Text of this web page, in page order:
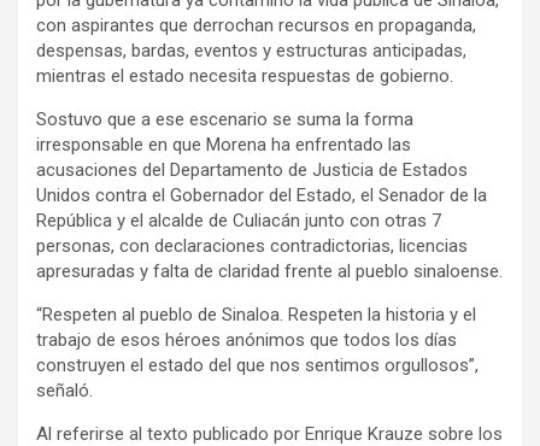
con aspirantes que derrochan recursos en propaganda,
despensas, bardas, eventos y estructuras anticipadas,
mientras el estado necesita respuestas de gobierno.
Sostuvo que a ese escenario se suma la forma
irresponsable en que Morena ha enfrentado las
acusaciones del Departamento de Justicia de Estados
Unidos contra el Gobernador del Estado, el Senador de la
República y el alcalde de Culiacán junto con otras 7
personas, con declaraciones contradictorias, licencias
apresuradas y falta de claridad frente al pueblo sinaloense.
“Respeten al pueblo de Sinaloa. Respeten la historia y el
trabajo de esos héroes anónimos que todos los días
construyen el estado del que nos sentimos orgullosos”,
señaló.
Al referirse al texto publicado por Enrique Krauze sobre los